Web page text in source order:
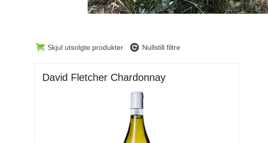
Skjul utsolgte produkter Nullstill filtre
David Fletcher Chardonnay